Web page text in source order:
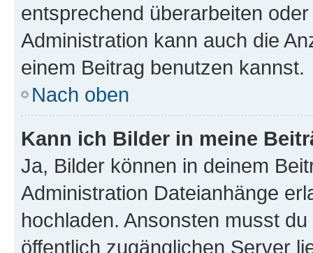
entsprechend überarbeiten
Administration kann auch die
einem Beitrag benutzen kannst.
Nach oben
Kann ich Bilder in meine
Ja, Bilder können in deinem
Administration Dateianhänge
hochladen. Ansonsten musst
öffentlich zugänglichen Server